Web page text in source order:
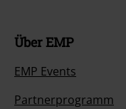
Über EMP
EMP Events
Partnerprogramm